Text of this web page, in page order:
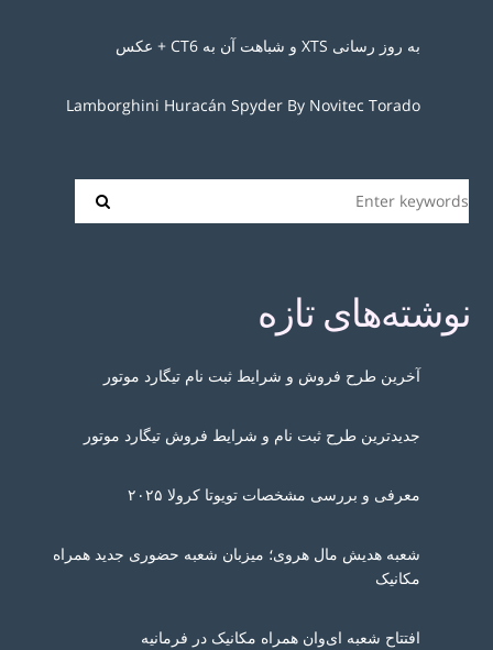
به روز رسانی XTS و شباهت آن به CT6 + عکس
Lamborghini Huracán Spyder By Novitec Torado
نوشته‌های تازه
آخرین طرح فروش و شرایط ثبت نام تیگارد موتور
جدیدترین طرح ثبت نام و شرایط فروش تیگارد موتور
معرفی و بررسی مشخصات تویوتا کرولا ۲۰۲۵
شعبه هدیش مال هروی؛ میزبان شعبه حضوری جدید همراه
مکانیک
افتتاح شعبه ای‌وان همراه مکانیک در فرمانیه